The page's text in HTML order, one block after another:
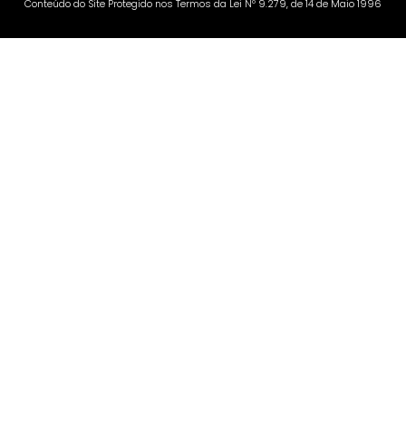
Conteúdo do Site Protegido nos Termos da Lei Nº 9.279, de 14 de Maio 1996